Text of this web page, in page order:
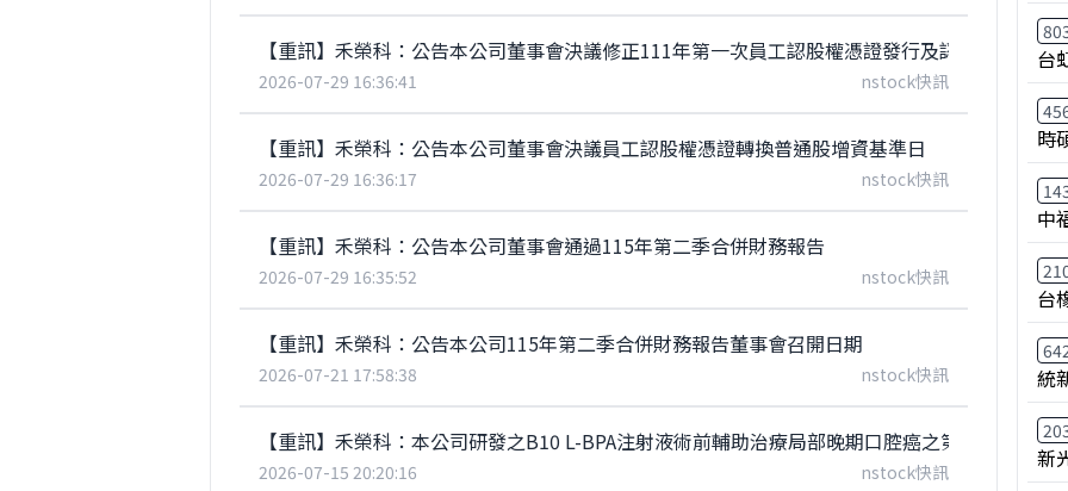
【重訊】禾榮科：公告本公司董事會決議修正111年第一次員工認股權憑證發行及認股辦法
2026-07-29 16:36:41 nstock快訊
【重訊】禾榮科：公告本公司董事會決議員工認股權憑證轉換普通股增資基準日
2026-07-29 16:36:17 nstock快訊
【重訊】禾榮科：公告本公司董事會通過115年第二季合併財務報告
2026-07-29 16:35:52 nstock快訊
【重訊】禾榮科：公告本公司115年第二季合併財務報告董事會召開日期
2026-07-21 17:58:38 nstock快訊
【重訊】禾榮科：本公司研發之B10 L-BPA注射液術前輔助治療局部晚期口腔癌之第一及第
2026-07-15 20:20:16 nstock快訊
台
時
中
台
統
新